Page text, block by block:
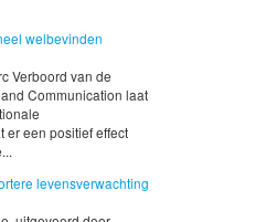
welbevinden
Verboord van de
Communication laat
er een positief effect
levensverwachting